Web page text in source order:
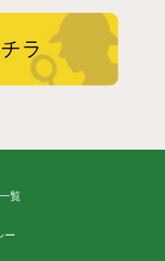
ラ
覧
ー